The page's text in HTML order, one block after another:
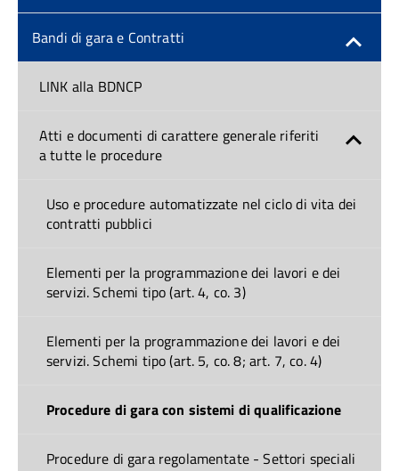
Bandi di gara e Contratti
LINK alla BDNCP
Atti e documenti di carattere generale riferiti
a tutte le procedure
Uso e procedure automatizzate nel ciclo di vita dei
contratti pubblici
Elementi per la programmazione dei lavori e dei
servizi. Schemi tipo (art. 4, co. 3)
Elementi per la programmazione dei lavori e dei
servizi. Schemi tipo (art. 5, co. 8; art. 7, co. 4)
Procedure di gara con sistemi di qualificazione
Procedure di gara regolamentate - Settori speciali